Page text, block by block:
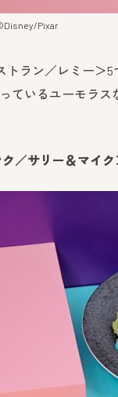
Pixar
ラン／レミー＞5
ているユーモラ
ク／サリー＆マイ